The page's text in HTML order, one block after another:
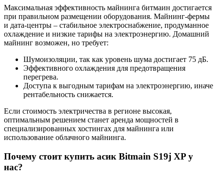
Максимальная эффективность майнинга битмаин достигается
при правильном размещении оборудования. Майнинг-фермы
и дата-центры – стабильное электроснабжение, продуманное
охлаждение и низкие тарифы на электроэнергию. Домашний
майнинг возможен, но требует:
Шумоизоляции, так как уровень шума достигает 75 дБ.
Эффективного охлаждения для предотвращения
перегрева.
Доступа к выгодным тарифам на электроэнергию, иначе
рентабельность снижается.
Если стоимость электричества в регионе высокая,
оптимальным решением станет аренда мощностей в
специализированных хостингах для майнинга или
использование облачного майнинга.
Почему стоит купить асик Bitmain S19j XP у
нас?